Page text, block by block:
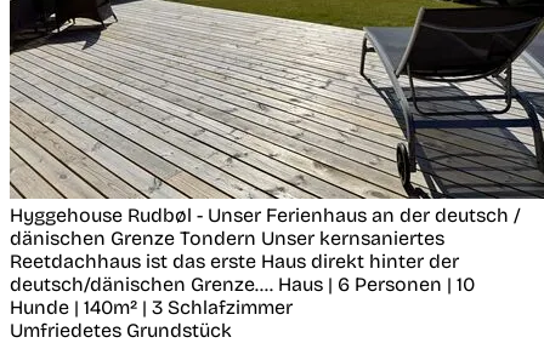
Hyggehouse Rudbøl - Unser Ferienhaus an der deutsch /
dänischen Grenze Tondern Unser kernsaniertes
Reetdachhaus ist das erste Haus direkt hinter der
deutsch/dänischen Grenze.... Haus | 6 Personen | 10
Hunde | 140m² | 3 Schlafzimmer
Umfriedetes Grundstück